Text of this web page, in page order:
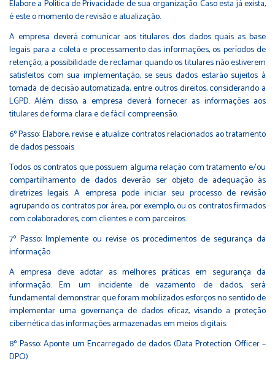
Elabore a Política de Privacidade de sua organização. Caso esta já exista,
é este o momento de revisão e atualização.
A empresa deverá comunicar aos titulares dos dados quais as base
legais para a coleta e processamento das informações, os períodos de
retenção, a possibilidade de reclamar quando os titulares não estiverem
satisfeitos com sua implementação, se seus dados estarão sujeitos à
tomada de decisão automatizada, entre outros direitos, considerando a
LGPD. Além disso, a empresa deverá fornecer as informações aos
titulares de forma clara e de fácil compreensão.
6º Passo: Elabore, revise e atualize contratos relacionados ao tratamento
de dados pessoais
Todos os contratos que possuem alguma relação com tratamento e/ou
compartilhamento de dados deverão ser objeto de adequação às
diretrizes legais. A empresa pode iniciar seu processo de revisão
agrupando os contratos por área, por exemplo, ou os contratos firmados
com colaboradores, com clientes e com parceiros.
7º Passo: Implemente ou revise os procedimentos de segurança da
informação
A empresa deve adotar as melhores práticas em segurança da
informação. Em um incidente de vazamento de dados, será
fundamental demonstrar que foram mobilizados esforços no sentido de
implementar uma governança de dados eficaz, visando a proteção
cibernética das informações armazenadas em meios digitais.
8º Passo: Aponte um Encarregado de dados (Data Protection Officer –
DPO)